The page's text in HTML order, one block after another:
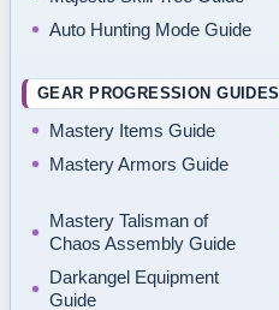
Auto Hunting Mode Guide
GEAR PROGRESSION GUIDES
Mastery Items Guide
Mastery Armors Guide
Mastery Talisman of
Chaos Assembly Guide
Darkangel Equipment
Guide